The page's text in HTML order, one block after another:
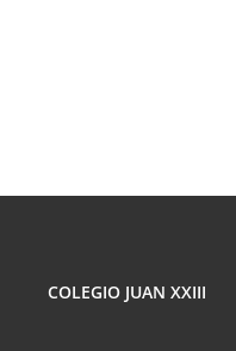
COLEGIO JUAN XXIII